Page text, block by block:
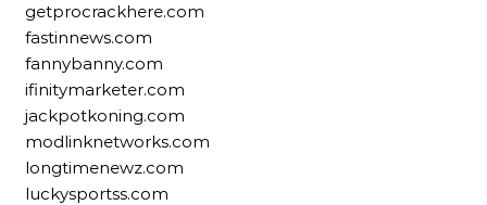
getprocrackhere.com
fastinnews.com
fannybanny.com
ifinitymarketer.com
jackpotkoning.com
modlinknetworks.com
longtimenewz.com
luckysportss.com